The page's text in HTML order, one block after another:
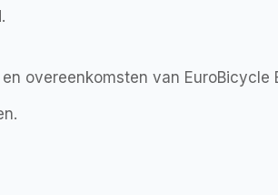
overeenkomsten van EuroBicycle